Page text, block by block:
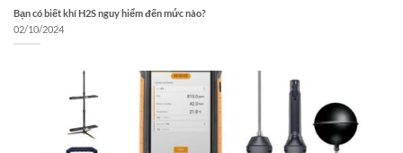
Bạn có biết khí H2S nguy hiểm đến mức nào?
02/10/2024